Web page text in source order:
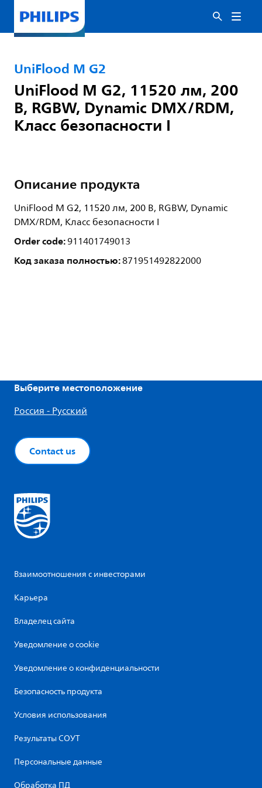
UniFlood M G2
UniFlood M G2, 11520 лм, 200
В, RGBW, Dynamic DMX/RDM,
Класс безопасности I
Описание продукта
UniFlood M G2, 11520 лм, 200 В, RGBW, Dynamic
DMX/RDM, Класс безопасности I
Order code:911401749013
Код заказа полностью:871951492822000
Выберите местоположение
Россия - Русский
Contact us
Взаимоотношения с инвесторами
Карьера
Владелец сайта
Уведомление о cookie
Уведомление о конфиденциальности
Безопасность продукта
Условия использования
Результаты СОУТ
Персональные данные